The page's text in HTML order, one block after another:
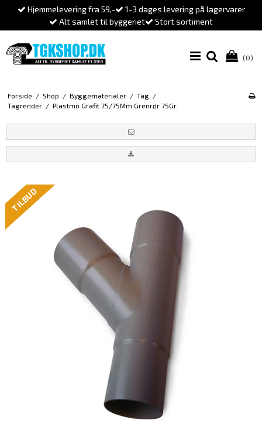
Hjemmelevering fra 59,-
1-3 dages levering på lagervarer
Alt samlet til byggeriet
Stort sortiment
(0)
Forside / Shop / Byggematerialer / Tag /
Tagrender / Plastmo Grafit 75/75Mm Grenrør 75Gr.
TILBUD